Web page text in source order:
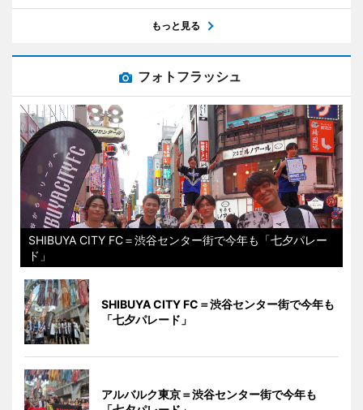
もっと見る
フォトフラッシュ
SHIBUYA CITY FC＝渋谷センター街で今年も「七夕パレー
ド」
SHIBUYA CITY FC＝渋谷センター街で今年も
「七夕パレード」
アルバルク東京＝渋谷センター街で今年も